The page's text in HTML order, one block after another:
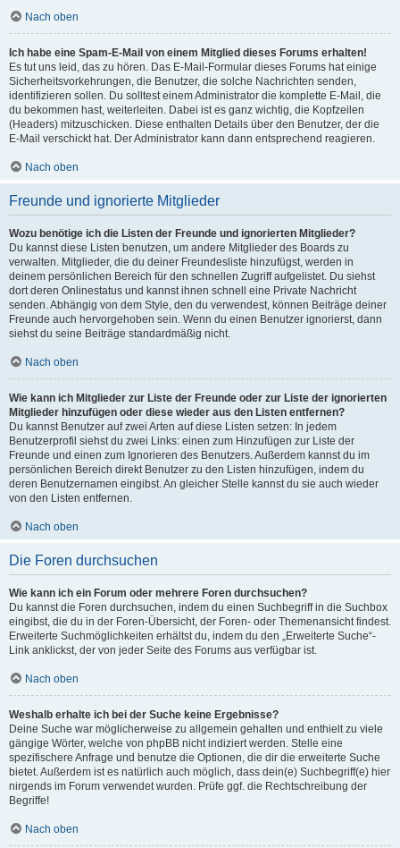
Nach oben
Ich habe eine Spam-E-Mail von einem Mitglied dieses Forums erhalten!
Es tut uns leid, das zu hören. Das E-Mail-Formular dieses Forums hat einige
Sicherheitsvorkehrungen, die Benutzer, die solche Nachrichten senden,
identifizieren sollen. Du solltest einem Administrator die komplette E-Mail, die
du bekommen hast, weiterleiten. Dabei ist es ganz wichtig, die Kopfzeilen
(Headers) mitzuschicken. Diese enthalten Details über den Benutzer, der die
E-Mail verschickt hat. Der Administrator kann dann entsprechend reagieren.
Nach oben
Freunde und ignorierte Mitglieder
Wozu benötige ich die Listen der Freunde und ignorierten Mitglieder?
Du kannst diese Listen benutzen, um andere Mitglieder des Boards zu
verwalten. Mitglieder, die du deiner Freundesliste hinzufügst, werden in
deinem persönlichen Bereich für den schnellen Zugriff aufgelistet. Du siehst
dort deren Onlinestatus und kannst ihnen schnell eine Private Nachricht
senden. Abhängig von dem Style, den du verwendest, können Beiträge deiner
Freunde auch hervorgehoben sein. Wenn du einen Benutzer ignorierst, dann
siehst du seine Beiträge standardmäßig nicht.
Nach oben
Wie kann ich Mitglieder zur Liste der Freunde oder zur Liste der ignorierten
Mitglieder hinzufügen oder diese wieder aus den Listen entfernen?
Du kannst Benutzer auf zwei Arten auf diese Listen setzen: In jedem
Benutzerprofil siehst du zwei Links: einen zum Hinzufügen zur Liste der
Freunde und einen zum Ignorieren des Benutzers. Außerdem kannst du im
persönlichen Bereich direkt Benutzer zu den Listen hinzufügen, indem du
deren Benutzernamen eingibst. An gleicher Stelle kannst du sie auch wieder
von den Listen entfernen.
Nach oben
Die Foren durchsuchen
Wie kann ich ein Forum oder mehrere Foren durchsuchen?
Du kannst die Foren durchsuchen, indem du einen Suchbegriff in die Suchbox
eingibst, die du in der Foren-Übersicht, der Foren- oder Themenansicht findest.
Erweiterte Suchmöglichkeiten erhältst du, indem du den „Erweiterte Suche“-
Link anklickst, der von jeder Seite des Forums aus verfügbar ist.
Nach oben
Weshalb erhalte ich bei der Suche keine Ergebnisse?
Deine Suche war möglicherweise zu allgemein gehalten und enthielt zu viele
gängige Wörter, welche von phpBB nicht indiziert werden. Stelle eine
spezifischere Anfrage und benutze die Optionen, die dir die erweiterte Suche
bietet. Außerdem ist es natürlich auch möglich, dass dein(e) Suchbegriff(e) hier
nirgends im Forum verwendet wurden. Prüfe ggf. die Rechtschreibung der
Begriffe!
Nach oben